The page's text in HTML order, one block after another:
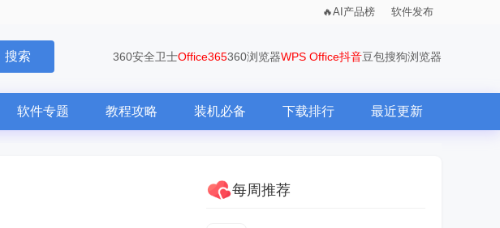
AI产品榜 软件发布
搜索 360安全卫士Office365360浏览器WPS Office抖音豆包搜狗浏览器
软件专题 教程攻略 装机必备 下载排行 最近更新
每周推荐